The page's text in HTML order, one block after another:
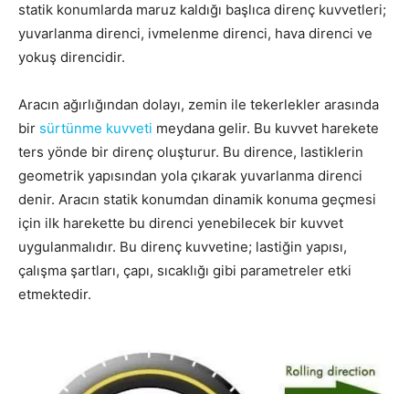
statik konumlarda maruz kaldığı başlıca direnç kuvvetleri;
yuvarlanma direnci, ivmelenme direnci, hava direnci ve
yokuş direncidir.
Aracın ağırlığından dolayı, zemin ile tekerlekler arasında
bir sürtünme kuvveti meydana gelir. Bu kuvvet harekete
ters yönde bir direnç oluşturur. Bu dirence, lastiklerin
geometrik yapısından yola çıkarak yuvarlanma direnci
denir. Aracın statik konumdan dinamik konuma geçmesi
için ilk harekette bu direnci yenebilecek bir kuvvet
uygulanmalıdır. Bu direnç kuvvetine; lastiğin yapısı,
çalışma şartları, çapı, sıcaklığı gibi parametreler etki
etmektedir.